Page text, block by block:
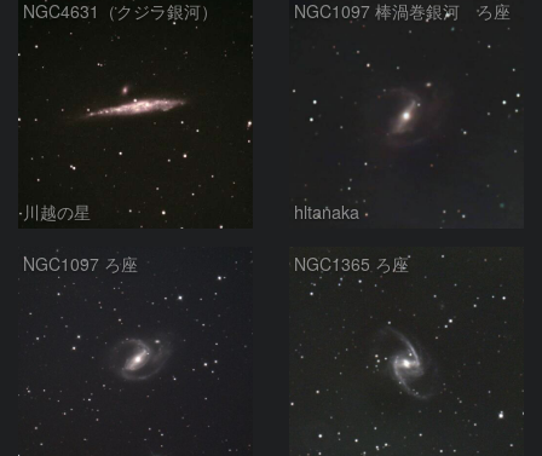
NGC4631（クジラ銀河）
川越の星
NGC1097 棒渦巻銀河 ろ座
hltanaka
NGC1097 ろ座 NGC1365 ろ座